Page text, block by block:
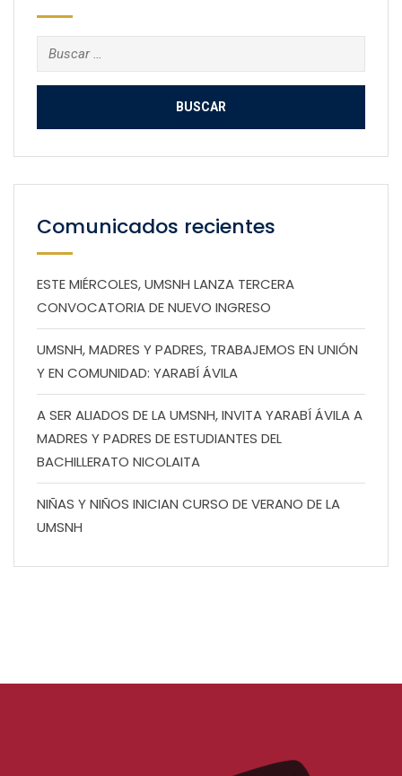
Buscar:
Comunicados recientes
ESTE MIÉRCOLES, UMSNH LANZA TERCERA
CONVOCATORIA DE NUEVO INGRESO
UMSNH, MADRES Y PADRES, TRABAJEMOS EN UNIÓN
Y EN COMUNIDAD: YARABÍ ÁVILA
A SER ALIADOS DE LA UMSNH, INVITA YARABÍ ÁVILA A
MADRES Y PADRES DE ESTUDIANTES DEL
BACHILLERATO NICOLAITA
NIÑAS Y NIÑOS INICIAN CURSO DE VERANO DE LA
UMSNH